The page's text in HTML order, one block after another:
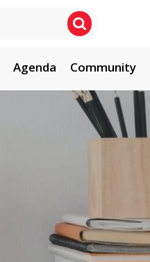
Agenda Community